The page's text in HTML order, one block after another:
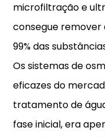
microfiltração e
consegue
99% das
Os sistemas de
eficazes do
tratamento de
fase inicial, era